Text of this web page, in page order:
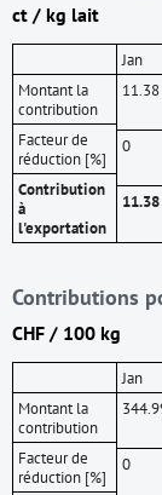
ct / kg lait
Montant la
contribution
Facteur de
réduction [%]
Contribution
à
l'exportation
Jan
11.38
0
11.38
Contributions
CHF / 100 kg
Montant la
contribution
Facteur de
réduction [%]
Jan
0